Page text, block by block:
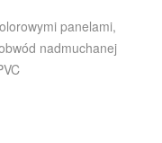
panelami,
nadmuchanej